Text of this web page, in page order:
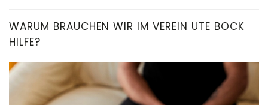
WARUM BRAUCHEN WIR IM VEREIN UTE BOCK
HILFE?